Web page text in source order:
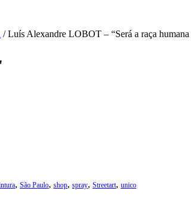
/ Luís Alexandre LOBOT – “Será a raça
, São Paulo, shop, spray, Streetart, unico